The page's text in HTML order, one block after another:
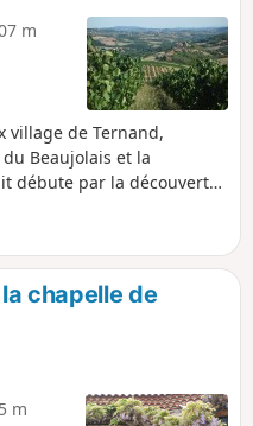
m
village de Ternand,
Beaujolais et la
débute par la découverte
faciles et offre de
du Beaujolais
chapelle de
m